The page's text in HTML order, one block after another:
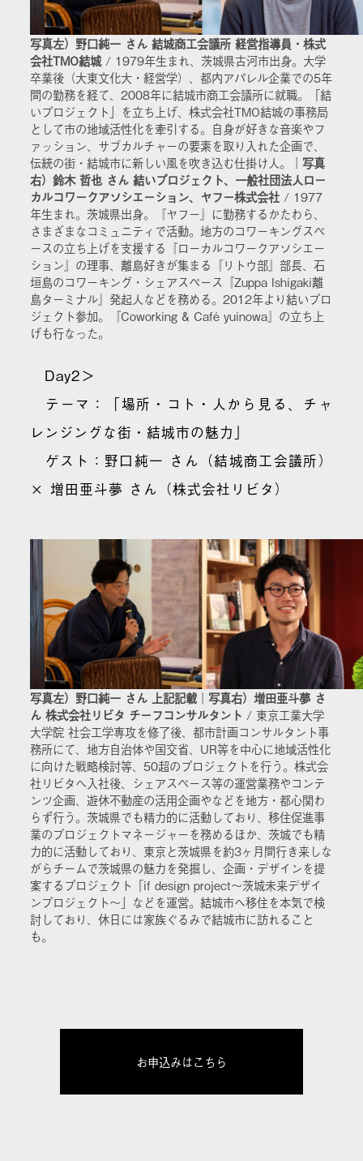
写真左）野口純一 さん 結城商工会議所 経営指導員・株式
会社TMO結城/ 1979年生まれ、茨城県古河市出身。大学
卒業後（大東文化大・経営学）、都内アパレル企業での5年
間の勤務を経て、2008年に結城市商工会議所に就職。「結
いプロジェクト」を立ち上げ、株式会社TMO結城の事務局
として市の地域活性化を牽引する。自身が好きな音楽やフ
ァッション、サブカルチャーの要素を取り入れた企画で、
伝統の街・結城市に新しい風を吹き込む仕掛け人。｜写真
右）鈴木 哲也 さん 結いプロジェクト、一般社団法人ロー
カルコワークアソシエーション、ヤフー株式会社 / 1977
年生まれ。茨城県出身。『ヤフー』に勤務するかたわら、
さまざまなコミュニティで活動。地方のコワーキングスペ
ースの立ち上げを支援する『ローカルコワークアソシエー
ション』の理事、離島好きが集まる『リトウ部』部長、石
垣島のコワーキング・シェアスペース『Zuppa Ishigaki離
島ターミナル』発起人などを務める。2012年より結いプロ
ジェクト参加。『Coworking & Café yuinowa』の立ち上
げも行なった。
Day2＞
テーマ：「場所・コト・人から見る、チャ
レンジングな街・結城市の魅力」
ゲスト：野口純一 さん（結城商工会議所）
× 増田亜斗夢 さん（株式会社リビタ）
写真左）野口純一 さん 上記記載 ｜写真右）増田亜斗夢 さ
ん 株式会社リビタ チーフコンサルタント / 東京工業大学
大学院 社会工学専攻を修了後、都市計画コンサルタント事
務所にて、地方自治体や国交省、UR等を中心に地域活性化
に向けた戦略検討等、50超のプロジェクトを行う。株式会
社リビタへ入社後、シェアスペース等の運営業務やコンテ
ンツ企画、遊休不動産の活用企画やなどを地方・都心関わ
らず行う。茨城県でも精力的に活動しており、移住促進事
業のプロジェクトマネージャーを務めるほか、茨城でも精
力的に活動しており、東京と茨城県を約3ヶ月間行き来しな
がらチームで茨城県の魅力を発掘し、企画・デザインを提
案するプロジェクト「if design project～茨城未来デザイ
ンプロジェクト～」などを運営。結城市へ移住を本気で検
討しており、休日には家族ぐるみで結城市に訪れること
も。
お申込みはこちら